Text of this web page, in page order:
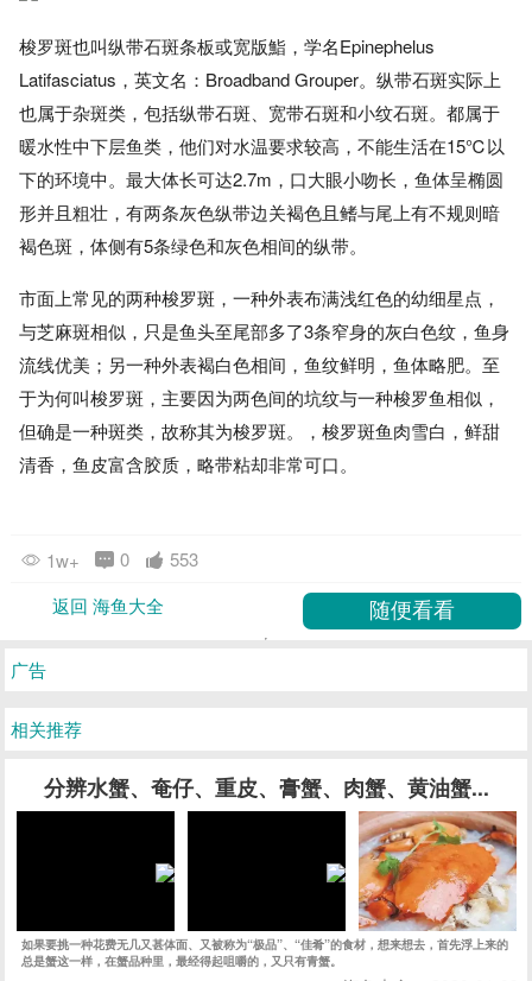
梭罗斑也叫纵带石斑条板或宽版鮨，学名Epinephelus
Latifasciatus，英文名：Broadband Grouper。纵带石斑实际上
也属于杂斑类，包括纵带石斑、宽带石斑和小纹石斑。都属于
暖水性中下层鱼类，他们对水温要求较高，不能生活在15℃以
下的环境中。最大体长可达2.7m，口大眼小吻长，鱼体呈椭圆
形并且粗壮，有两条灰色纵带边关褐色且鳍与尾上有不规则暗
褐色斑，体侧有5条绿色和灰色相间的纵带。
市面上常见的两种梭罗斑，一种外表布满浅红色的幼细星点，
与芝麻斑相似，只是鱼头至尾部多了3条窄身的灰白色纹，鱼身
流线优美；另一种外表褐白色相间，鱼纹鲜明，鱼体略肥。至
于为何叫梭罗斑，主要因为两色间的坑纹与一种梭罗鱼相似，
但确是一种斑类，故称其为梭罗斑。，梭罗斑鱼肉雪白，鲜甜
清香，鱼皮富含胶质，略带粘却非常可口。
1w+ 0
553
返回 海鱼大全
广告
相关推荐
分辨水蟹、奄仔、重皮、膏蟹、肉蟹、黄油蟹...
如果要挑一种花费无几又甚体面、又被称为“极品”、“佳肴”的食材，想来想去，首先浮上来的
总是蟹这一样，在蟹品种里，最经得起咀嚼的，又只有青蟹。